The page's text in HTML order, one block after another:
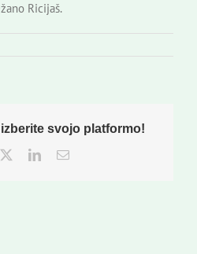
Ricijaš.
svojo platformo!
TwitterLinkedInEmail